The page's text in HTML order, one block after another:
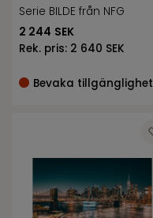
Serie BILDE från NFG
2 244 SEK
Rek. pris: 2 640 SEK
Bevaka tillgänglighet